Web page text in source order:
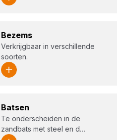
Bezems
Verkrijgbaar in verschillende
soorten.
Bat­sen
Te onderscheiden in de
zandbats met steel en d…